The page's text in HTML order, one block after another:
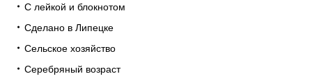
С лейкой и блокнотом
Сделано в Липецке
Сельское хозяйство
Серебряный возраст